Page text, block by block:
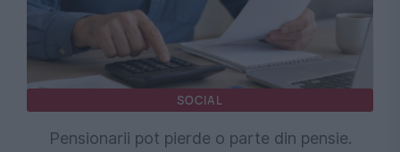
SOCIAL
Pensionarii pot pierde o parte din pensie.